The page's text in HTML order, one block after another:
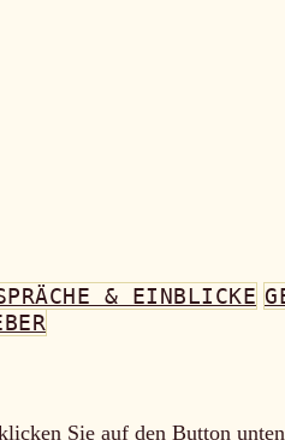
& EINBLICKE
Sie auf den Button